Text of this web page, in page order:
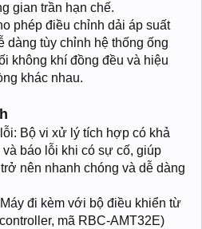
gian trần hạn chế.
phép điều chỉnh dải áp suất
dàng tùy chỉnh hệ thống ống
không khí đồng đều và hiệu
khác nhau.
Bộ vi xử lý tích hợp có khả
báo lỗi khi có sự cố, giúp
nên nhanh chóng và dễ dàng
đi kèm với bộ điều khiển từ
mã RBC-AMT32E)